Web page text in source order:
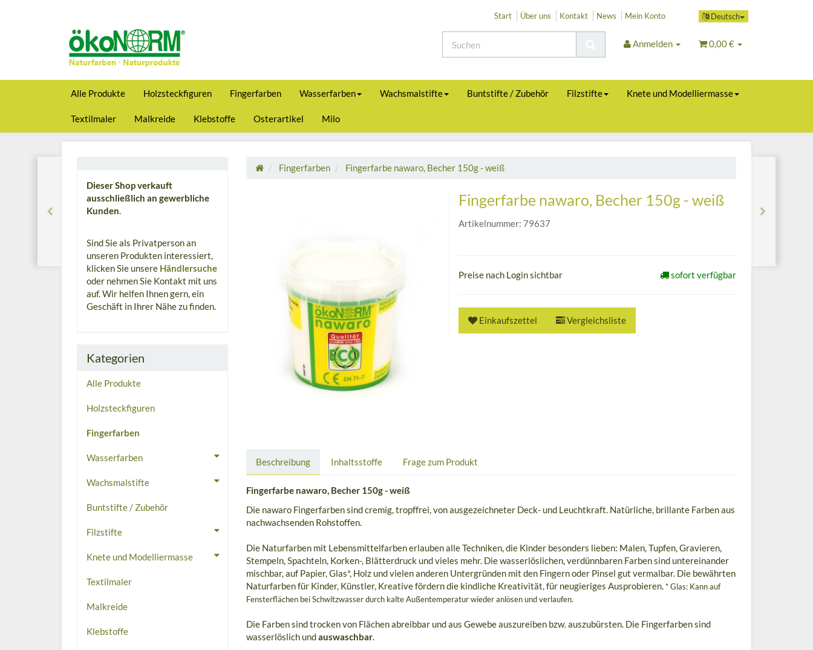
Deutsch
Start Über uns Kontakt News Mein Konto
Anmelden 0,00 €
Alle Produkte Holzsteckfiguren Fingerfarben Wasserfarben Wachsmalstifte Buntstifte / Zubehör Filzstifte Knete und Modelliermasse
Textilmaler Malkreide Klebstoffe Osterartikel Milo
Fingerfarben Fingerfarbe nawaro, Becher 150g - weiß
Fingerfarbe nawaro, Becher 150g - weiß
Artikelnummer: 79637
Preise nach Login sichtbar sofort verfügbar
Einkaufszettel Vergleichsliste
Beschreibung Inhaltsstoffe Frage zum Produkt
Fingerfarbe nawaro, Becher 150g - weiß
Die nawaro Fingerfarben sind cremig, tropffrei, von ausgezeichneter Deck- und Leuchtkraft. Natürliche, brillante Farben aus
nachwachsenden Rohstoffen.
Die Naturfarben mit Lebensmittelfarben erlauben alle Techniken, die Kinder besonders lieben: Malen, Tupfen, Gravieren,
Stempeln, Spachteln, Korken-, Blätterdruck und vieles mehr. Die wasserlöslichen, verdünnbaren Farben sind untereinander
mischbar, auf Papier, Glas*, Holz und vielen anderen Untergründen mit den Fingern oder Pinsel gut vermalbar. Die bewährten
Naturfarben für Kinder, Künstler, Kreative fördern die kindliche Kreativität, für neugieriges Ausprobieren.* Glas: Kann auf
Fensterflächen bei Schwitzwasser durch kalte Außentemperatur wieder anlösen und verlaufen.
Die Farben sind trocken von Flächen abreibbar und aus Gewebe auszureiben bzw. auszubürsten. Die Fingerfarben sind
wasserlöslich undauswaschbar.
Dieser Shop verkauft
ausschließlich an gewerbliche
Kunden.
Sind Sie als Privatperson an
unseren Produkten interessiert,
klicken Sie unsere Händlersuche
oder nehmen Sie Kontakt mit uns
auf. Wir helfen Ihnen gern, ein
Geschäft in Ihrer Nähe zu finden.
Kategorien
Alle Produkte
Holzsteckfiguren
Fingerfarben
Wasserfarben
Wachsmalstifte
Buntstifte / Zubehör
Filzstifte
Knete und Modelliermasse
Textilmaler
Malkreide
Klebstoffe